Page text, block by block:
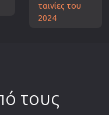
ταινίες του
2024
τους